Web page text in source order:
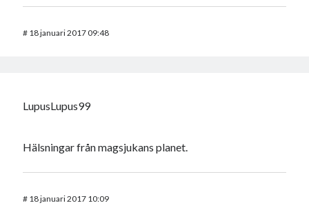
# 18 januari 2017 09:48
LupusLupus99
Hälsningar från magsjukans planet.
# 18 januari 2017 10:09